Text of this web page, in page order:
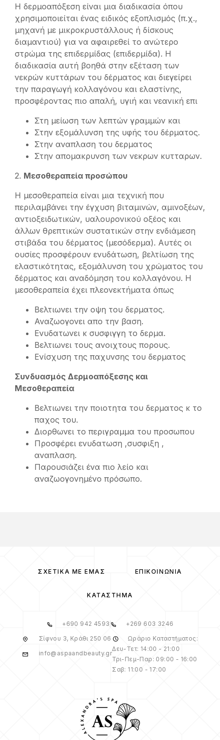
Η δερμοαπόξεση είναι μια διαδικασία όπου
χρησιμοποιείται ένας ειδικός εξοπλισμός (π.χ.,
μηχανή με μικροκρυστάλλους ή δίσκους
διαμαντιού) για να αφαιρεθεί το ανώτερο
στρώμα της επιδερμίδας (επιδερμίδα). Η
διαδικασία αυτή βοηθά στην εξέταση των
νεκρών κυττάρων του δέρματος και διεγείρει
την παραγωγή κολλαγόνου και ελαστίνης,
προσφέροντας πιο απαλή, υγιή και νεανική επι
Στη μείωση των λεπτών γραμμών και
Στην εξομάλυνση της υφής του δέρματος.
Στην αναπλαση του δερματος
Στην απομακρυνση των νεκρων κυτταρων.
2. Μεσοθεραπεία προσώπου
Η μεσοθεραπεία είναι μια τεχνική που
περιλαμβάνει την έγχυση βιταμινών, αμινοξέων,
αντιοξειδωτικών, υαλουρονικού οξέος και
άλλων θρεπτικών συστατικών στην ενδιάμεση
στιβάδα του δέρματος (μεσόδερμα). Αυτές οι
ουσίες προσφέρουν ενυδάτωση, βελτίωση της
ελαστικότητας, εξομάλυνση του χρώματος του
δέρματος και αναδόμηση του κολλαγόνου. Η
μεσοθεραπεία έχει πλεονεκτήματα όπως
Βελτιωνει την οψη του δερματος.
Αναζωογονει απο την βαση.
Ενυδατωνει κ συσφιγγη το δερμα.
Βελτιωνει τους ανοιχτους πορους.
Ενίσχυση της παχυνσης του δερματος
Συνδυασμός Δερμοαπόξεσης και
Μεσοθεραπεία
Βελτιωνει την ποιοτητα του δερματος κ το
παχος του.
Διορθωνει το περιγραμμα του προσωπου
Προσφέρει ενυδατωση ,συσφιξη ,
αναπλαση.
Παρουσιάζει ένα πιο λείο και
αναζωογονημένο πρόσωπο.
ΣΧΕΤΙΚΆ ΜΕ ΕΜΆΣ ΕΠΙΚΟΙΝΩΝΊΑ
ΚΑΤΆΣΤΗΜΑ
+690 942 4593
+269 603 3246
Σίφνου 3, Κράθι 250 06
info@aspaandbeauty.gr
Ωράριο Καταστήματος:
Δευ-Τετ: 14:00 - 21:00
Τρι-Πεμ-Παρ: 09:00 - 16:00
Σαβ: 11:00 - 17:00